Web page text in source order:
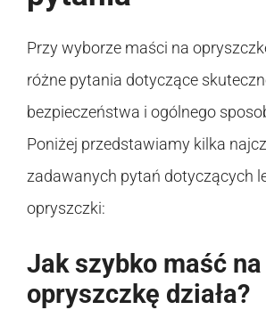
Przy wyborze maści na
różne pytania dotyczące
bezpieczeństwa i ogólnego
Poniżej przedstawiamy kilka
zadawanych pytań dotyczących
opryszczki:
Jak szybko maść na
opryszczkę działa?